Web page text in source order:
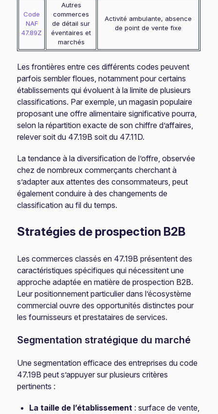
Code
NAF
47.89Z
Autres
commerces
de détail sur
éventaires et
marchés
Activité ambulante, absence
de point de vente fixe
Les frontières entre ces différents codes peuvent
parfois sembler floues, notamment pour certains
établissements qui évoluent à la limite de plusieurs
classifications. Par exemple, un magasin populaire
proposant une offre alimentaire significative pourra,
selon la répartition exacte de son chiffre d’affaires,
relever soit du 47.19B soit du 47.11D.
La tendance à la diversification de l’offre, observée
chez de nombreux commerçants cherchant à
s’adapter aux attentes des consommateurs, peut
également conduire à des changements de
classification au fil du temps.
Stratégies de prospection B2B
Les commerces classés en 47.19B présentent des
caractéristiques spécifiques qui nécessitent une
approche adaptée en matière de prospection B2B.
Leur positionnement particulier dans l’écosystème
commercial ouvre des opportunités distinctes pour
les fournisseurs et prestataires de services.
Segmentation stratégique du marché
Une segmentation efficace des entreprises du code
47.19B peut s’appuyer sur plusieurs critères
pertinents :
La taille de l’établissement : surface de vente,